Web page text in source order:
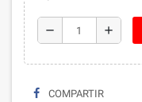
remove add
COMPARTIR